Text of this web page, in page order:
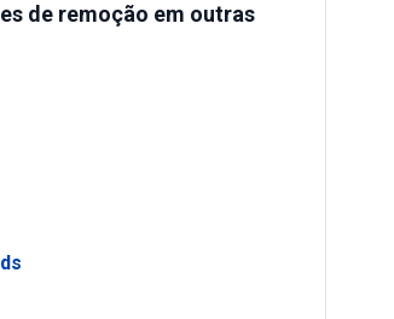
de remoção em outras